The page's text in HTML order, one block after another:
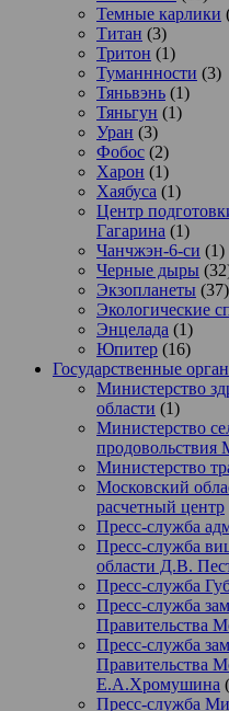
Темные карлики
Титан (3)
Тритон (1)
Туманнности (3)
Тяньвэнь (1)
Тяньгун (1)
Уран (3)
Фобос (2)
Харон (1)
Хаябуса (1)
Центр
Гагарина (1)
Чанчжэн-6-си (1)
Черные дыры
Экзопланеты (37)
Экологические
Энцелада (1)
Юпитер (16)
Государственные
Министерство
области (1)
Министерство
продовольствия
Министерство
Московский
расчетный центр
Пресс-служба
Пресс-служба
области Д.В.
Пресс-служба
Пресс-служба
Правительства
Пресс-служба
Правительства
Е.А.Хромушина
Пресс-служба